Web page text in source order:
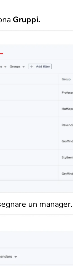
Gruppi.
un manager.